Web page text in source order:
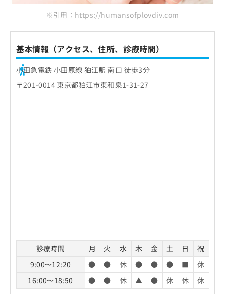
※引用：https://humansofplovdiv.com
基本情報（アクセス、住所、診療時間）
小田急電鉄 小田原線 狛江駅 南口 徒歩3分
〒201-0014 東京都狛江市東和泉1-31-27
診療時間 月 火 水 木 金 土 日
祝
9:00〜12:20
● ● 休 ● ● ● ■
休
16:00〜18:50
● ● 休 ▲ ● 休 休
休